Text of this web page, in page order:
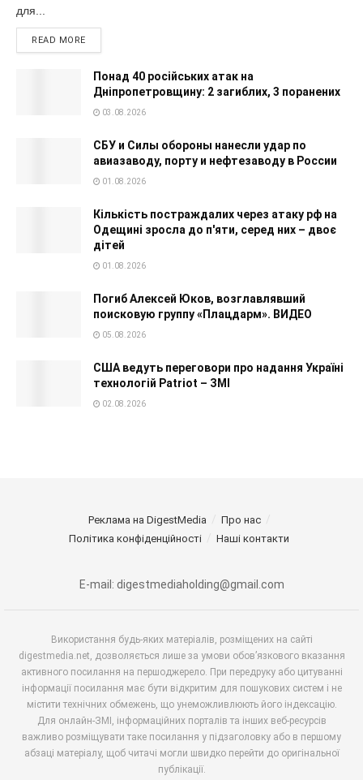
для...
READ MORE
Понад 40 російських атак на
Дніпропетровщину: 2 загиблих, 3 поранених
03.08.2026
СБУ и Силы обороны нанесли удар по
авиазаводу, порту и нефтезаводу в России
01.08.2026
Кількість постраждалих через атаку рф на
Одещині зросла до п'яти, серед них – двоє
дітей
01.08.2026
Погиб Алексей Юков, возглавлявший
поисковую группу «Плацдарм». ВИДЕО
05.08.2026
США ведуть переговори про надання Україні
технологій Patriot – ЗМІ
02.08.2026
Реклама на DigestMedia
Про нас
Політика конфіденційності
Наші контакти
E-mail: digestmediaholding@gmail.com
Використання будь-яких матеріалів, розміщених на сайті
digestmedia.net, дозволяється лише за умови обов’язкового вказання
активного посилання на першоджерело. При передруку або цитуванні
інформації посилання має бути відкритим для пошукових систем і не
містити технічних обмежень, що унеможливлюють його індексацію.
Для онлайн-ЗМІ, інформаційних порталів та інших веб-ресурсів
важливо розміщувати таке посилання у підзаголовку або в першому
абзаці матеріалу, щоб читачі могли швидко перейти до оригінальної
публікації.